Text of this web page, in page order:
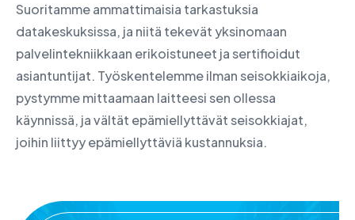
Suoritamme ammattimaisia tarkastuksia
datakeskuksissa, ja niitä tekevät yksinomaan
palvelintekniikkaan erikoistuneet ja sertifioidut
asiantuntijat. Työskentelemme ilman seisokkiaikoja,
pystymme mittaamaan laitteesi sen ollessa
käynnissä, ja vältät epämiellyttävät seisokkiajat,
joihin liittyy epämiellyttäviä kustannuksia.